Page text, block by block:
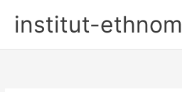
Inhaltinstitut-